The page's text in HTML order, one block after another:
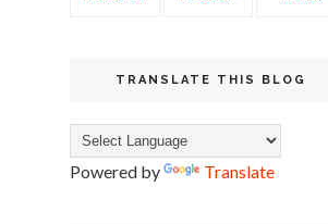
TRANSLATE THIS BLOG
Powered by Translate